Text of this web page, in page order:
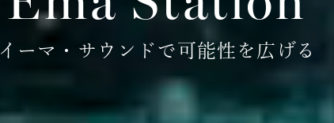
イーマ・サウンドで可能性を広げる